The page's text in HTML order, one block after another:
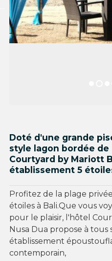
Doté d'une grande
style lagon bordée de
Courtyard by Mariott
établissement 5
Profitez de la plage
étoiles à Bali.Que vous
pour le plaisir, l'hôtel
Nusa Dua propose à tous
établissement
contemporain,